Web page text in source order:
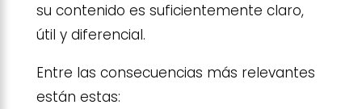
su contenido es suficientemente claro,
útil y diferencial.
Entre las consecuencias más relevantes
están estas: